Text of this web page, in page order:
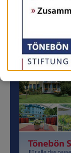
Flyer